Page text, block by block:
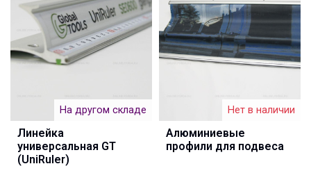
На другом складе
Линейка
универсальная GT
(UniRuler)
Нет в наличии
Алюминиевые
профили для подвеса